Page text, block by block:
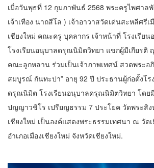
เมื่อวันพุธที่ 12 กุมภาพันธ์ 2568 พระครูไพศา
เจ้าเทือง นาถสีโล ) เจ้าอาวาสวัดเด่นสะหลีศรี
เชียงใหม่ คณะครู บุคลากร เจ้าหน้าที่ โรงเรีย
โรงเรียนอนุบาลดรุณนิมิตวิทยา แขกผู้มีเกียรติ
คณะลูกหลาน ร่วมเป็นเจ้าภาพเทศน์ สวดพระอ
สมบูรณ์ กันทะปา” อายุ 92 ปี ประธานผู้ก่อตั้งโร
ดรุณนิมิต โรงเรียนอนุบาลดรุณนิมิตวิทยา โดย
ปญญาวชิโร เปรียญธรรม 7 ประโยค วัดพระสิง
เชียงใหม่ เป็นองค์แสดงพระธรรมเทศนา ณ วัด
อำเภอเมืองเชียงใหม่ จังหวัดเชียงใหม่.